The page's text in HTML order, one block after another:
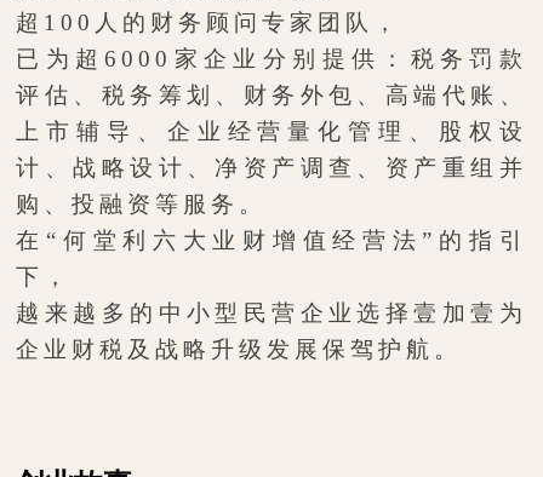
超 100 人的财务顾问专家团队，
已为超6000 家企业分别提供：税务罚款
评估、税务筹划、财务外包、高端代账、
上市辅导、企业经营量化管理、股权设
计、战略设计、净资产调查、资产重组并
购、投融资等服务。
在“何堂利六大业财增值经营法”的指引
下，
越来越多的中小型民营企业选择壹加壹为
企业财税及战略升级发展保驾护航。